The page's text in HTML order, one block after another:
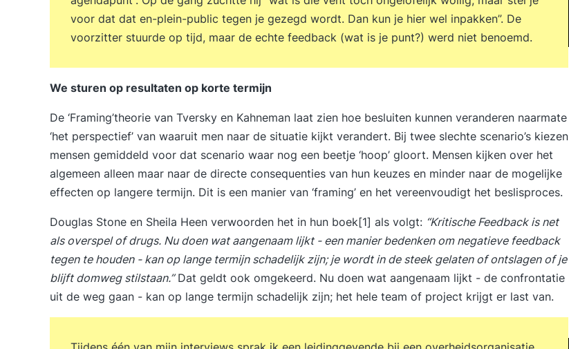
voor dat dat en-plein-public tegen je gezegd wordt. Dan kun je hier wel inpakken”. De
voorzitter stuurde op tijd, maar de echte feedback (wat is je punt?) werd niet benoemd.
We sturen op resultaten op korte termijn
De ‘Framing’theorie van Tversky en Kahneman laat zien hoe besluiten kunnen veranderen naarmate
‘het perspectief’ van waaruit men naar de situatie kijkt verandert. Bij twee slechte scenario’s kiezen
mensen gemiddeld voor dat scenario waar nog een beetje ‘hoop’ gloort. Mensen kijken over het
algemeen alleen maar naar de directe consequenties van hun keuzes en minder naar de mogelijke
effecten op langere termijn. Dit is een manier van ‘framing’ en het vereenvoudigt het beslisproces.
Douglas Stone en Sheila Heen verwoorden het in hun boek[1] als volgt: “Kritische Feedback is net
als overspel of drugs. Nu doen wat aangenaam lijkt - een manier bedenken om negatieve feedback
tegen te houden - kan op lange termijn schadelijk zijn; je wordt in de steek gelaten of ontslagen of je
blijft domweg stilstaan.”Dat geldt ook omgekeerd. Nu doen wat aangenaam lijkt - de confrontatie
uit de weg gaan - kan op lange termijn schadelijk zijn; het hele team of project krijgt er last van.